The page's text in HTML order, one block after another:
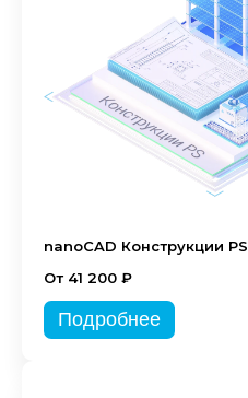
nanoCAD Конструкции PS
От 41 200 ₽
Подробнее